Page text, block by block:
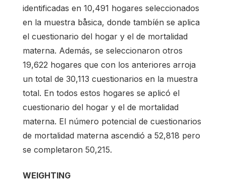
identificadas en 10,491 hogares seleccionados
en la muestra båsica, donde tambíén se aplica
el cuestionario del hogar y el de mortalidad
materna. Además, se seleccionaron otros
19,622 hogares que con los anteriores arroja
un total de 30,113 cuestionarios en la muestra
total. En todos estos hogares se aplicó el
cuestionario del hogar y el de mortalidad
materna. El número potencial de cuestionarios
de mortalidad materna ascendió a 52,818 pero
se completaron 50,215.
WEIGHTING